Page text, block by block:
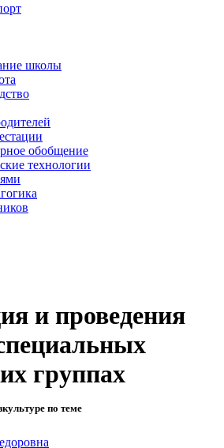
школы
обобщение
технологии
и проведения
группах
по теме